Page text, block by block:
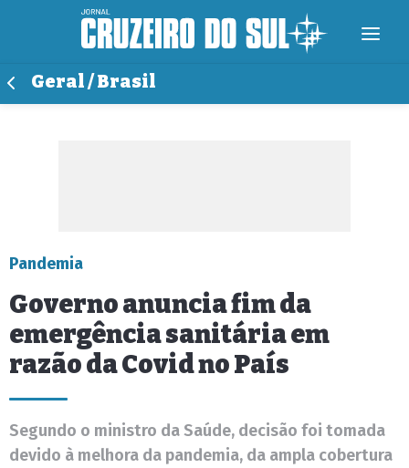
Geral / Brasil
Pandemia
Governo anuncia fim da
emergência sanitária em
razão da Covid no País
Segundo o ministro da Saúde, decisão foi tomada
devido à melhora da pandemia, da ampla cobertura